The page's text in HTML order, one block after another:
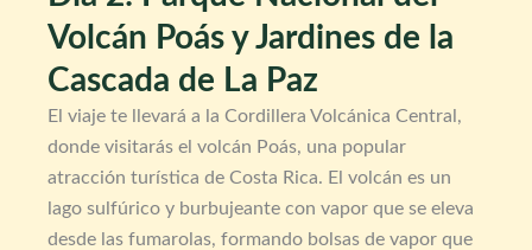
Volcán Poás y Jardines de la
Cascada de La Paz
El viaje te llevará a la Cordillera Volcánica Central,
donde visitarás el volcán Poás, una popular
atracción turística de Costa Rica. El volcán es un
lago sulfúrico y burbujeante con vapor que se eleva
desde las fumarolas, formando bolsas de vapor que